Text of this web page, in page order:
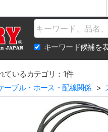
Name
キーワード候補を
ているカテゴリ：1件
ーブル・ホース・配線関係